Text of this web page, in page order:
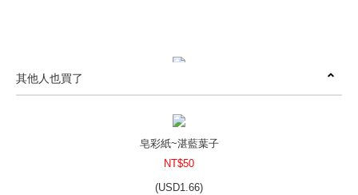
USD1.66)
其他人也買了
皂彩紙~湛藍葉子
NT$50
(USD1.66)